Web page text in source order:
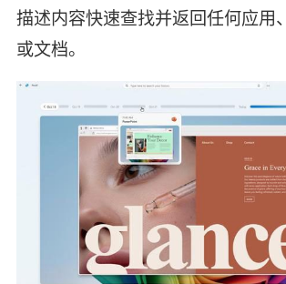
描述内容快速查找并返回任何应用
或文档。